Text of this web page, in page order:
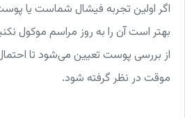
اگر اولین تجربه فیشال شماست یا
بهتر است آن را به روز مراسم موکول
از بررسی پوست تعیین می‌شود تا
موقت در نظر گرفته شود.